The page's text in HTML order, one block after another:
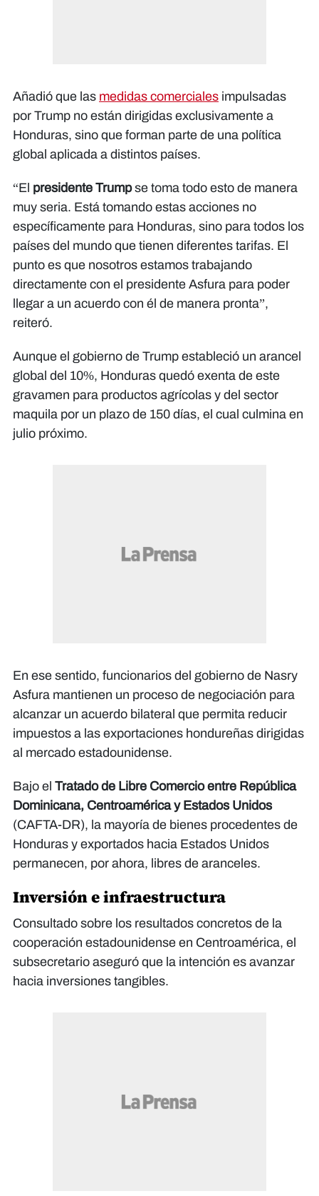
Añadió que las medidas comerciales impulsadas
por Trump no están dirigidas exclusivamente a
Honduras, sino que forman parte de una política
global aplicada a distintos países.
“El presidente Trumpse toma todo esto de manera
muy seria. Está tomando estas acciones no
específicamente para Honduras, sino para todos los
países del mundo que tienen diferentes tarifas. El
punto es que nosotros estamos trabajando
directamente con el presidente Asfura para poder
llegar a un acuerdo con él de manera pronta”,
reiteró.
Aunque el gobierno de Trump estableció un arancel
global del 10%, Honduras quedó exenta de este
gravamen para productos agrícolas y del sector
maquila por un plazo de 150 días, el cual culmina en
julio próximo.
En ese sentido, funcionarios del gobierno de Nasry
Asfura mantienen un proceso de negociación para
alcanzar un acuerdo bilateral que permita reducir
impuestos a las exportaciones hondureñas dirigidas
al mercado estadounidense.
Bajo el Tratado de Libre Comercio entre República
Dominicana, Centroamérica y Estados Unidos
(CAFTA-DR), la mayoría de bienes procedentes de
Honduras y exportados hacia Estados Unidos
permanecen, por ahora, libres de aranceles.
Inversión e infraestructura
Consultado sobre los resultados concretos de la
cooperación estadounidense en Centroamérica, el
subsecretario aseguró que la intención es avanzar
hacia inversiones tangibles.